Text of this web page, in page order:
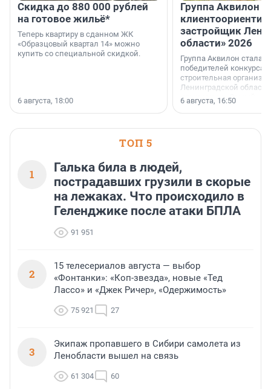
Скидка до 880 000 рублей
на готовое жильё*
Теперь квартиру в сданном ЖК
«Образцовый квартал 14» можно
купить со специальной скидкой.
6 августа, 18:00
Группа Аквилон
застройщик
области» 2026
Группа Аквилон стала
победителей конкурса
строительная
Ленинградской области
номинации «Самый
застройщик
области».
6 августа, 16:50
ТОП 5
1
Галька била в людей,
пострадавших грузили в скорые
на лежаках. Что происходило в
Геленджике после атаки БПЛА
91 951
2
15 телесериалов августа — выбор
«Фонтанки»: «Коп-звезда», новые «Тед
Лассо» и «Джек Ричер», «Одержимость»
75 921 27
3
Экипаж пропавшего в Сибири самолета из
Ленобласти вышел на связь
61 304 60